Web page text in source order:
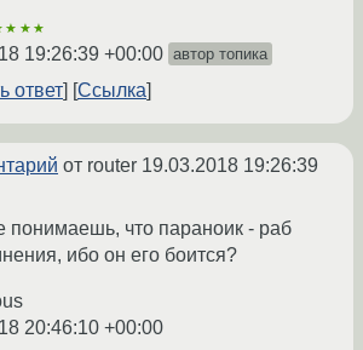
19:26:39 +00:00 автор топика
ответ Ссылка
от router 19.03.2018 19:26:39
понимаешь, что параноик - раб
ибо он его боится?
20:46:10 +00:00